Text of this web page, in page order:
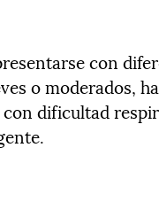
con
o moderados,
dificultad